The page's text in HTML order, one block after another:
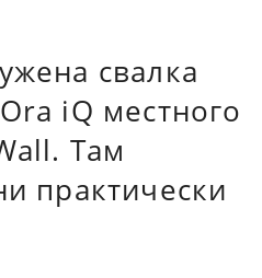
свалка
iQ местного
Там
практически